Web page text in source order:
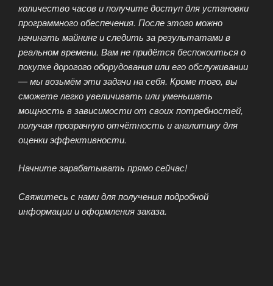
количество часов и получите доступ для установки
программного обеспечения. После этого можно
начинать майнинг и следить за результатами в
реальном времени. Вам не придётся беспокоиться о
покупке дорогого оборудования или его обслуживании
— мы возьмём эти задачи на себя. Кроме того, вы
сможете легко увеличивать или уменьшать
мощность в зависимости от своих потребностей,
получая прозрачную отчётность и аналитику для
оценки эффективности.
Начните зарабатывать прямо сейчас!
Свяжитесь с нами для получения подробной
информации и оформления заказа.